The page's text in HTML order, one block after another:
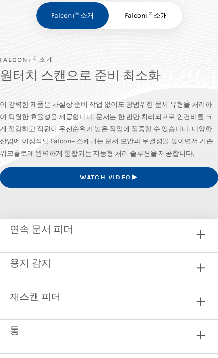
Falcon+®소개 Falcon+®소개
FALCON+® 소개
원터치 스캔으로 준비 최소화
이 강력한 제품은 사실상 준비 작업 없이도 광범위한 문서 유형을 처리하
여 탁월한 효율성을 제공합니다. 문서는 한 번만 처리되므로 인건비를 크
게 절감하고 직원이 우선순위가 높은 작업에 집중할 수 있습니다. 다양한
산업에 이상적인 Falcon+ 스캐너는 문서 보안과 무결성을 높이면서 기존
워크플로에 완벽하게 통합되는 지능형 처리 솔루션을 제공합니다.
WATCH VIDEO
연속 문서 피더
용지 감지
재스캔 피더
통